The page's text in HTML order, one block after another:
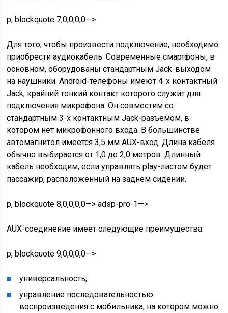
p, blockquote 7,0,0,0,0—>
Для того, чтобы произвести подключение, необходимо
приобрести аудиокабель. Современные смартфоны, в
основном, оборудованы стандартным Jack-выходом
на наушники. Android-телефоны имеют 4-х контактный
Jack, крайний тонкий контакт которого служит для
подключения микрофона. Он совместим со
стандартным 3-х контактным Jack-разъемом, в
котором нет микрофонного входа. В большинстве
автомагнитол имеется 3,5 мм AUX-вход. Длина кабеля
обычно выбирается от 1,0 до 2,0 метров. Длинный
кабель необходим, если управлять play-листом будет
пассажир, расположенный на заднем сидении.
p, blockquote 8,0,0,0,0—> adsp-pro-1—>
AUX-соединение имеет следующие преимущества:
p, blockquote 9,0,0,0,0—>
универсальность;
управление последовательностью
воспроизведения с мобильника, на котором можно